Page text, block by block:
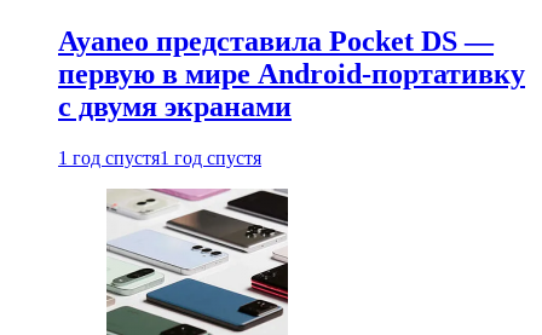
Ayaneo представила Pocket DS —
первую в мире Android-портативку
с двумя экранами
1 год спустя1 год спустя